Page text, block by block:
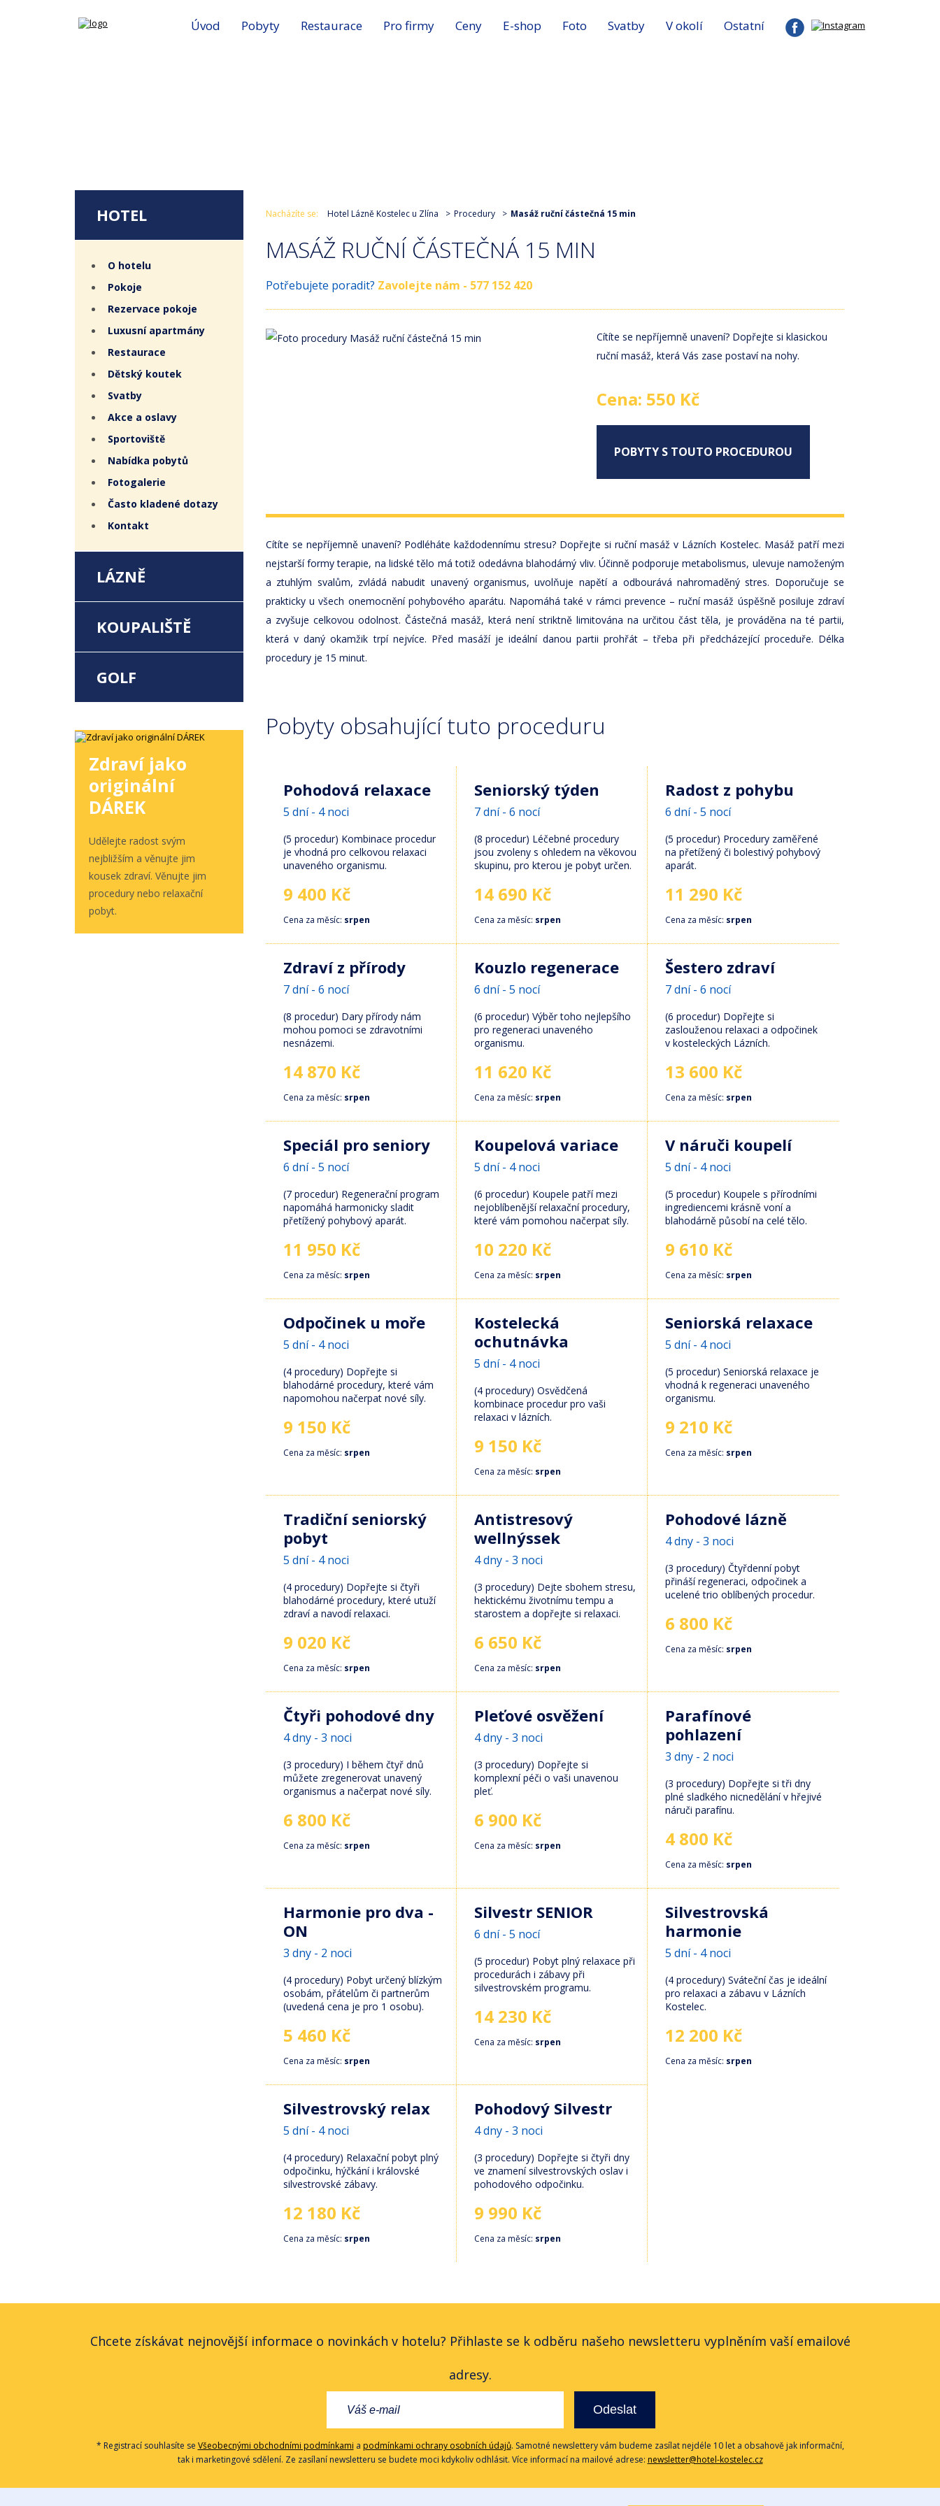
Úvod Pobyty Restaurace Pro firmy Ceny E-shop Foto Svatby V okolí Ostatní
HOTEL
O hotelu
Pokoje
Rezervace pokoje
Luxusní apartmány
Restaurace
Dětský koutek
Svatby
Akce a oslavy
Sportoviště
Nabídka pobytů
Fotogalerie
Často kladené dotazy
Kontakt
LÁZNĚ
KOUPALIŠTĚ
GOLF
Zdraví jako
originální
DÁREK
Udělejte radost svým
nejbližším a věnujte jim
kousek zdraví. Věnujte jim
procedury nebo relaxační
pobyt.
Nacházíte se: Hotel Lázně Kostelec u Zlína Procedury Masáž ruční částečná 15 min
MASÁŽ RUČNÍ ČÁSTEČNÁ 15 MIN
Potřebujete poradit? Zavolejte nám - 577 152 420
Cítíte se nepříjemně unavení? Dopřejte si klasickou
ruční masáž, která Vás zase postaví na nohy.
Cena: 550 Kč
POBYTY S TOUTO PROCEDUROU
Cítíte se nepříjemně unavení? Podléháte každodennímu stresu? Dopřejte si ruční masáž v Lázních Kostelec. Masáž patří mezi
nejstarší formy terapie, na lidské tělo má totiž odedávna blahodárný vliv. Účinně podporuje metabolismus, ulevuje namoženým
a ztuhlým svalům, zvládá nabudit unavený organismus, uvolňuje napětí a odbourává nahromaděný stres. Doporučuje se
prakticky u všech onemocnění pohybového aparátu. Napomáhá také v rámci prevence – ruční masáž úspěšně posiluje zdraví
a zvyšuje celkovou odolnost. Částečná masáž, která není striktně limitována na určitou část těla, je prováděna na té partii,
která v daný okamžik trpí nejvíce. Před masáží je ideální danou partii prohřát – třeba při předcházející proceduře. Délka
procedury je 15 minut.
Pobyty obsahující tuto proceduru
Pohodová relaxace
5 dní - 4 noci
(5 procedur) Kombinace procedur
je vhodná pro celkovou relaxaci
unaveného organismu.
9 400 Kč
Cena za měsíc: srpen
Seniorský týden
7 dní - 6 nocí
(8 procedur) Léčebné procedury
jsou zvoleny s ohledem na věkovou
skupinu, pro kterou je pobyt určen.
14 690 Kč
Cena za měsíc: srpen
Radost z pohybu
6 dní - 5 nocí
(5 procedur) Procedury zaměřené
na přetížený či bolestivý pohybový
aparát.
11 290 Kč
Cena za měsíc: srpen
Zdraví z přírody
7 dní - 6 nocí
(8 procedur) Dary přírody nám
mohou pomoci se zdravotními
nesnázemi.
14 870 Kč
Cena za měsíc: srpen
Kouzlo regenerace
6 dní - 5 nocí
(6 procedur) Výběr toho nejlepšího
pro regeneraci unaveného
organismu.
11 620 Kč
Cena za měsíc: srpen
Šestero zdraví
7 dní - 6 nocí
(6 procedur) Dopřejte si
zaslouženou relaxaci a odpočinek
v kosteleckých Lázních.
13 600 Kč
Cena za měsíc: srpen
Speciál pro seniory
6 dní - 5 nocí
(7 procedur) Regenerační program
napomáhá harmonicky sladit
přetížený pohybový aparát.
11 950 Kč
Cena za měsíc: srpen
Koupelová variace
5 dní - 4 noci
(6 procedur) Koupele patří mezi
nejoblíbenější relaxační procedury,
které vám pomohou načerpat síly.
10 220 Kč
Cena za měsíc: srpen
V náruči koupelí
5 dní - 4 noci
(5 procedur) Koupele s přírodními
ingrediencemi krásně voní a
blahodárně působí na celé tělo.
9 610 Kč
Cena za měsíc: srpen
Odpočinek u moře
5 dní - 4 noci
(4 procedury) Dopřejte si
blahodárné procedury, které vám
napomohou načerpat nové síly.
9 150 Kč
Cena za měsíc: srpen
Kostelecká
ochutnávka
5 dní - 4 noci
(4 procedury) Osvědčená
kombinace procedur pro vaši
relaxaci v lázních.
9 150 Kč
Cena za měsíc: srpen
Seniorská relaxace
5 dní - 4 noci
(5 procedur) Seniorská relaxace je
vhodná k regeneraci unaveného
organismu.
9 210 Kč
Cena za měsíc: srpen
Tradiční seniorský
pobyt
5 dní - 4 noci
(4 procedury) Dopřejte si čtyři
blahodárné procedury, které utuží
zdraví a navodí relaxaci.
9 020 Kč
Cena za měsíc: srpen
Antistresový
wellnýssek
4 dny - 3 noci
(3 procedury) Dejte sbohem stresu,
hektickému životnímu tempu a
starostem a dopřejte si relaxaci.
6 650 Kč
Cena za měsíc: srpen
Pohodové lázně
4 dny - 3 noci
(3 procedury) Čtyřdenní pobyt
přináší regeneraci, odpočinek a
ucelené trio oblíbených procedur.
6 800 Kč
Cena za měsíc: srpen
Čtyři pohodové dny
4 dny - 3 noci
(3 procedury) I během čtyř dnů
můžete zregenerovat unavený
organismus a načerpat nové síly.
6 800 Kč
Cena za měsíc: srpen
Pleťové osvěžení
4 dny - 3 noci
(3 procedury) Dopřejte si
komplexní péči o vaši unavenou
pleť.
6 900 Kč
Cena za měsíc: srpen
Parafínové
pohlazení
3 dny - 2 noci
(3 procedury) Dopřejte si tři dny
plné sladkého nicnedělání v hřejivé
náruči parafínu.
4 800 Kč
Cena za měsíc: srpen
Harmonie pro dva -
ON
3 dny - 2 noci
(4 procedury) Pobyt určený blízkým
osobám, přátelům či partnerům
(uvedená cena je pro 1 osobu).
5 460 Kč
Cena za měsíc: srpen
Silvestr SENIOR
6 dní - 5 nocí
(5 procedur) Pobyt plný relaxace při
procedurách i zábavy při
silvestrovském programu.
14 230 Kč
Cena za měsíc: srpen
Silvestrovská
harmonie
5 dní - 4 noci
(4 procedury) Sváteční čas je ideální
pro relaxaci a zábavu v Lázních
Kostelec.
12 200 Kč
Cena za měsíc: srpen
Silvestrovský relax
5 dní - 4 noci
(4 procedury) Relaxační pobyt plný
odpočinku, hýčkání i královské
silvestrovské zábavy.
12 180 Kč
Cena za měsíc: srpen
Pohodový Silvestr
4 dny - 3 noci
(3 procedury) Dopřejte si čtyři dny
ve znamení silvestrovských oslav i
pohodového odpočinku.
9 990 Kč
Cena za měsíc: srpen
Chcete získávat nejnovější informace o novinkách v hotelu? Přihlaste se k odběru našeho newsletteru vyplněním vaší emailové
adresy.
Odeslat
* Registrací souhlasíte se Všeobecnými obchodními podmínkami a podmínkami ochrany osobních údajů. Samotné newslettery vám budeme zasílat nejdéle 10 let a obsahově jak informační,
tak i marketingové sdělení. Ze zasílaní newsletteru se budete moci kdykoliv odhlásit. Více informací na mailové adrese: newsletter@hotel-kostelec.cz